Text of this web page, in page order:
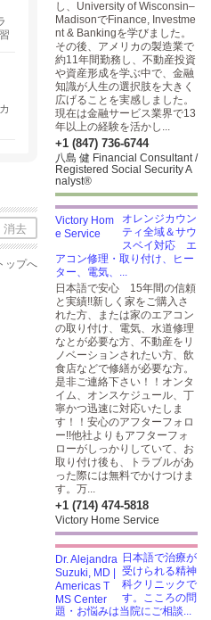
消去
ップへ
し、University of Wisconsin–
MadisonでFinance, Investme
nt & Bankingを学びました。
その後、アメリカの製造業で
約11年間勤務し、不動産投資
や資産形成を学ぶ中で、金融
知識が人生の選択肢を大きく
広げることを実感しました。
現在は金融サービス業界で13
年以上の経験を活かし...
+1 (847) 736-6744
八島 健 Financial Consultant /
Registered Social Security A
nalyst®
オレンジカウン
ティ全域＆サウ
スベイ対応 エ
アコン修理・取り付け、ヒー
ター、電気、...
日本語で安心 15年間の信頼
と実績!!新しく家をご購入さ
れた方、または家のエアコン
の取り付け、電気、水道修理
なとが必要な方、不動産をリ
ノベーションされたい方、飲
食店などで修繕が必要な方。
是非ご連絡下さい！！オンタ
イム、オンスケジュール、丁
寧かつ迅速に対応いたしま
す！！安心のアフターフォロ
ー!!他社よりもアフターフォ
ローがしっかりしていて、お
取り付け後も、トラブルがあ
った際には無料でかけつけま
す。万...
+1 (714) 474-5818
Victory Home Service
日本語で治療が
受けられる精神
科クリニックで
す。こころの問
題・お悩みは当院にご相談...